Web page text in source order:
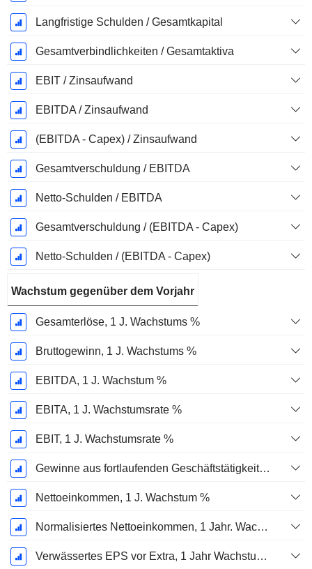
Langfristige Schulden / Gesamtkapital
Gesamtverbindlichkeiten / Gesamtaktiva
EBIT / Zinsaufwand
EBITDA / Zinsaufwand
(EBITDA - Capex) / Zinsaufwand
Gesamtverschuldung / EBITDA
Netto-Schulden / EBITDA
Gesamtverschuldung / (EBITDA - Capex)
Netto-Schulden / (EBITDA - Capex)
Wachstum gegenüber dem Vorjahr
Gesamterlöse, 1 J. Wachstums %
Bruttogewinn, 1 J. Wachstums %
EBITDA, 1 J. Wachstum %
EBITA, 1 J. Wachstumsrate %
EBIT, 1 J. Wachstumsrate %
Gewinne aus fortlaufenden Geschäftstätigkeiten, 1 Jahr Wachstumsrate %
Nettoeinkommen, 1 J. Wachstum %
Normalisiertes Nettoeinkommen, 1 Jahr. Wachstums %
Verwässertes EPS vor Extra, 1 Jahr Wachstumsrate %